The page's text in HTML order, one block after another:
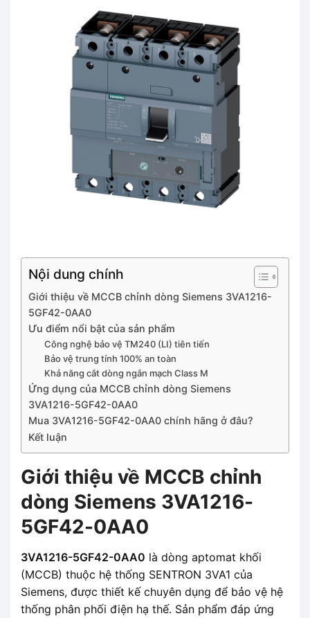
Nội dung chính
Giới thiệu về MCCB chỉnh dòng Siemens 3VA1216-
5GF42-0AA0
Ưu điểm nổi bật của sản phẩm
Công nghệ bảo vệ TM240 (LI) tiên tiến
Bảo vệ trung tính 100% an toàn
Khả năng cắt dòng ngắn mạch Class M
Ứng dụng của MCCB chỉnh dòng Siemens
3VA1216-5GF42-0AA0
Mua 3VA1216-5GF42-0AA0 chính hãng ở đâu?
Kết luận
Giới thiệu về MCCB chỉnh
dòng Siemens 3VA1216-
5GF42-0AA0
3VA1216-5GF42-0AA0 là dòng aptomat khối
(MCCB) thuộc hệ thống SENTRON 3VA1 của
Siemens, được thiết kế chuyên dụng để bảo vệ hệ
thống phân phối điện hạ thế. Sản phẩm đáp ứng